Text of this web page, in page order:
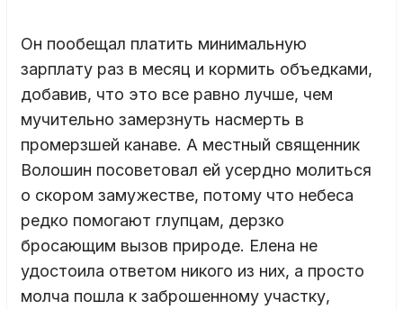
Он пообещал платить минимальную
зарплату раз в месяц и кормить объедками,
добавив, что это все равно лучше, чем
мучительно замерзнуть насмерть в
промерзшей канаве. А местный священник
Волошин посоветовал ей усердно молиться
о скором замужестве, потому что небеса
редко помогают глупцам, дерзко
бросающим вызов природе. Елена не
удостоила ответом никого из них, а просто
молча пошла к заброшенному участку,